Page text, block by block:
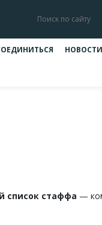
НОВОСТИ
список стаффа —